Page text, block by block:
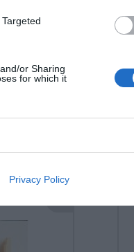
or Sharing
for which it
Privacy Policy